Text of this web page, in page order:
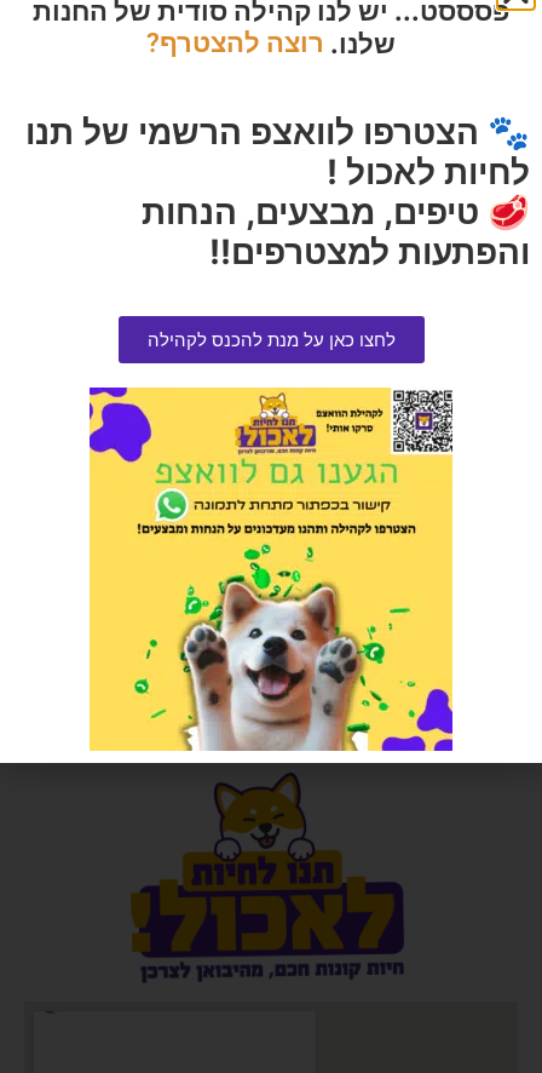
₪40.00
הוספה לסל
הרוויחו 3.00 נקודות ⭐
הוספה לסל
קולר לחתול צבע אחיד עם אבזם
₪ 20.00
הוספה לסל
הרוויחו 12.45 נקודות ⭐
249.00
אזל המלאי
פסססט... יש לנו קהילה סודית של החנות
שלנו. רוצה להצטרף?
🐾 הצטרפו לוואצפ הרשמי של תנו
לחיות לאכול !
🥩 טיפים, מבצעים, הנחות
והפתעות למצטרפים!!
לחצו כאן על מנת להכנס לקהילה